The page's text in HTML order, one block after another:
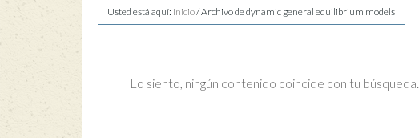
Usted está aquí: Inicio/Archivo de dynamic general equilibrium models
Lo siento, ningún contenido coincide con tu búsqueda.